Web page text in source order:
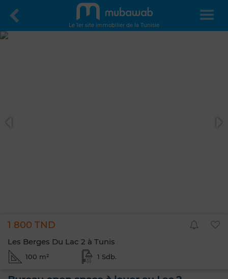
Le 1er site immobilier de la Tunisie
1 800 TND
Les Berges Du Lac 2 à Tunis
100 m² 1 Sdb.